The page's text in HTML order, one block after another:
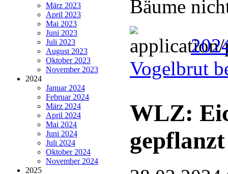
März 2023
April 2023
Mai 2023
Juni 2023
Juli 2023
August 2023
Oktober 2023
November 2023
2024
Januar 2024
Februar 2024
März 2024
April 2024
Mai 2024
Juni 2024
Juli 2024
Oktober 2024
November 2024
2025
Bäume
Vogelbrut
WLZ:
gepflanzt